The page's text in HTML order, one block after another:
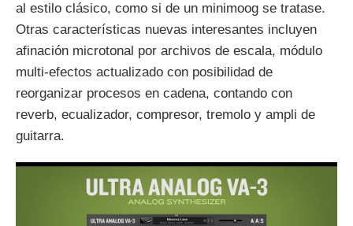
al estilo clásico, como si de un minimoog se tratase.
Otras características nuevas interesantes incluyen
afinación microtonal por archivos de escala, módulo
multi-efectos actualizado con posibilidad de
reorganizar procesos en cadena, contando con
reverb, ecualizador, compresor, tremolo y ampli de
guitarra.